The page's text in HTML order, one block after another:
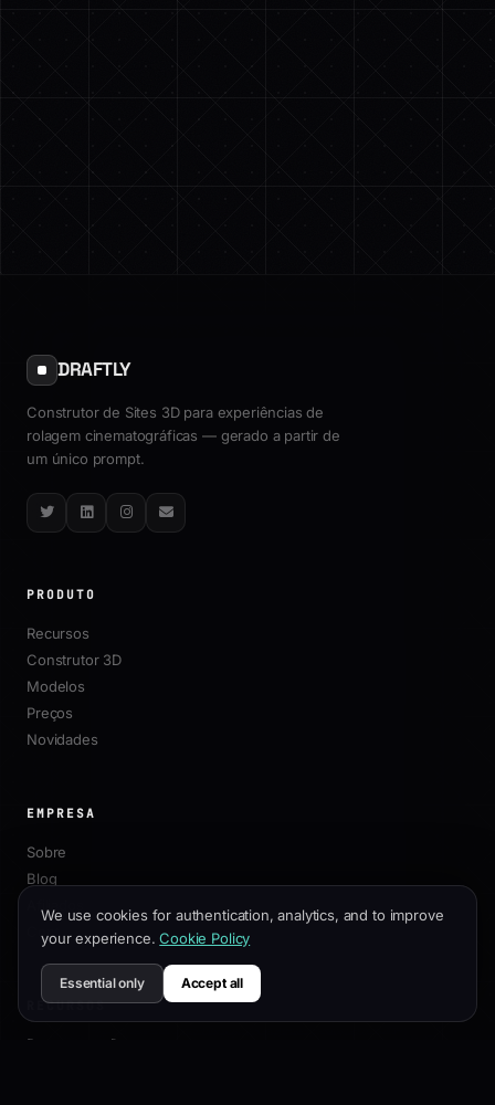
DRAFTLY
Construtor de Sites 3D para experiências de
rolagem cinematográficas — gerado a partir de
um único prompt.
TwitterLinkedInInstagram
Email
PRODUTO
Recursos
Construtor 3D
Modelos
Preços
Novidades
EMPRESA
Sobre
Blog
Contato
RECURSOS
Documentação
We use cookies for authentication, analytics, and to improve
your experience. Cookie Policy
Essential only Accept all